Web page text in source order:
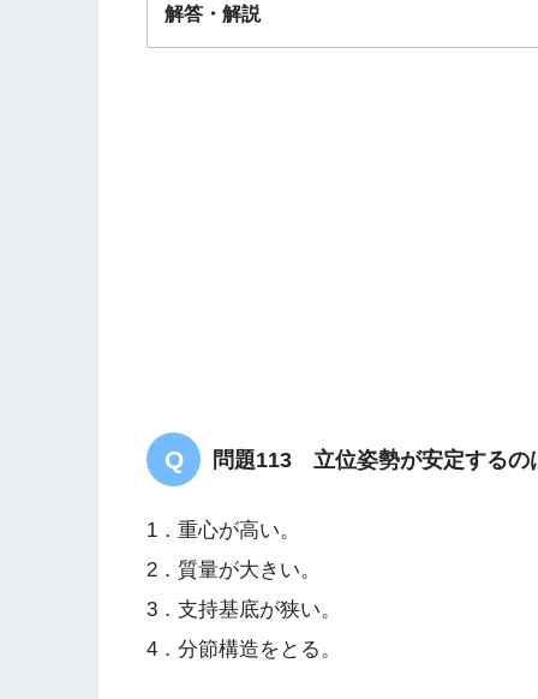
解答・解説
問題113 立位姿勢が安定するの
1．重心が高い。
2．質量が大きい。
3．支持基底が狭い。
4．分節構造をとる。